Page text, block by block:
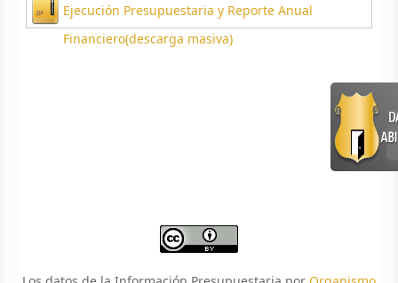
Ejecución Presupuestaria y Reporte Anual
Financiero(descarga masiva)